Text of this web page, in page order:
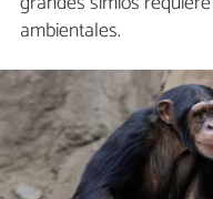
ambientales.